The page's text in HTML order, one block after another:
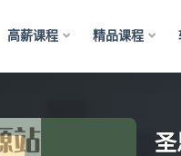
高薪课程 精品课程
圣